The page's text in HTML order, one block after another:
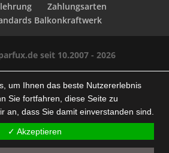
Zahlungsarten
Balkonkraftwerk
seit 10.2007 - 2026
um Ihnen das beste Nutzererlebnis
Sie fortfahren, diese Seite zu
an, dass Sie damit einverstanden sind.
✓ Akzeptieren